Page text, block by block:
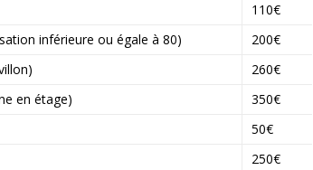
110€
inférieure ou égale à 80)
200€
260€
en étage)
350€
50€
250€